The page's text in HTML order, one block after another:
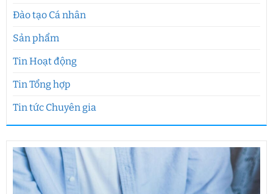
Đào tạo Cá nhân
Sản phẩm
Tin Hoạt động
Tin Tổng hợp
Tin tức Chuyên gia